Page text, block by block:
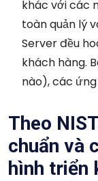
khác với các
toàn quản lý
Server đều
khách hàng.
nào), các
Theo
chuẩn và
hình triển